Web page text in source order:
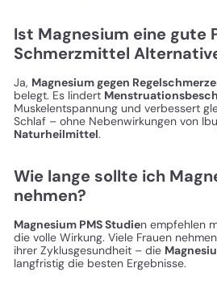
Ist Magnesium eine gute
Schmerzmittel
Ja, Magnesium gegen
belegt. Es lindert
Muskelentspannung und verbessert
Schlaf – ohne Nebenwirkungen von
Naturheilmittel.
Wie lange sollte ich
nehmen?
Magnesium PMS Studien empfehlen
die volle Wirkung. Viele Frauen
ihrer Zyklusgesundheit – die
langfristig die besten Ergebnisse.